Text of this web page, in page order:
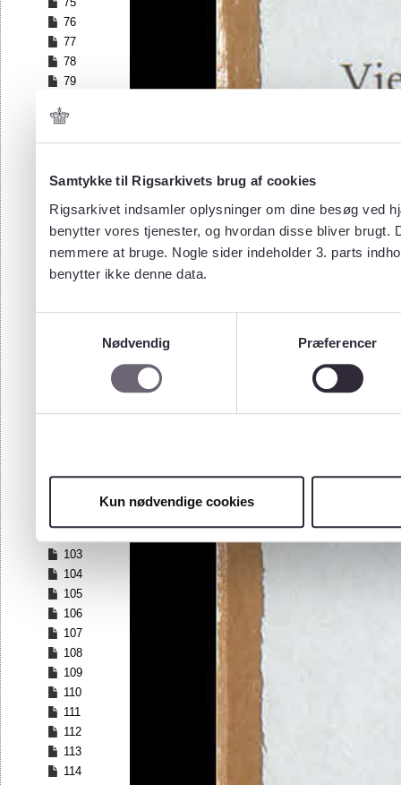
Samtykke til Rigsarkivets brug af cookies
Rigsarkivet indsamler oplysninger om dine besøg ved
benytter vores tjenester, og hvordan disse bliver
nemmere at bruge. Nogle sider indeholder 3. parts
benytter ikke denne data.
Nødvendig
Præferencer
Kun nødvendige cookies
76
77
78
79
81
82
84
86
87
88
89
96
99
103
104
105
106
107
108
109
110
111
112
113
114